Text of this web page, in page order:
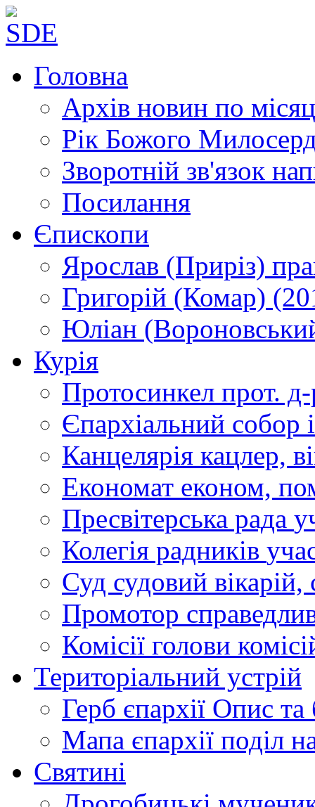
Головна
Архів новин по
Рік Божого
Зворотній зв'язок
Посилання
Єпископи
Ярослав (Приріз)
Григорій (Комар)
Юліан
Курія
Протосинкел прот.
Єпархіальний собор
Канцелярія кацлер,
Економат економ,
Пресвітерська рада
Колегія радників
Суд судовий вікарій,
Промотор
Комісії голови
Територіальний устрій
Герб єпархії Опис та
Мапа єпархії поділ
Святині